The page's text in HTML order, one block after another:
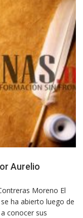
Aurelio
Moreno El
ha abierto luego de
conocer sus